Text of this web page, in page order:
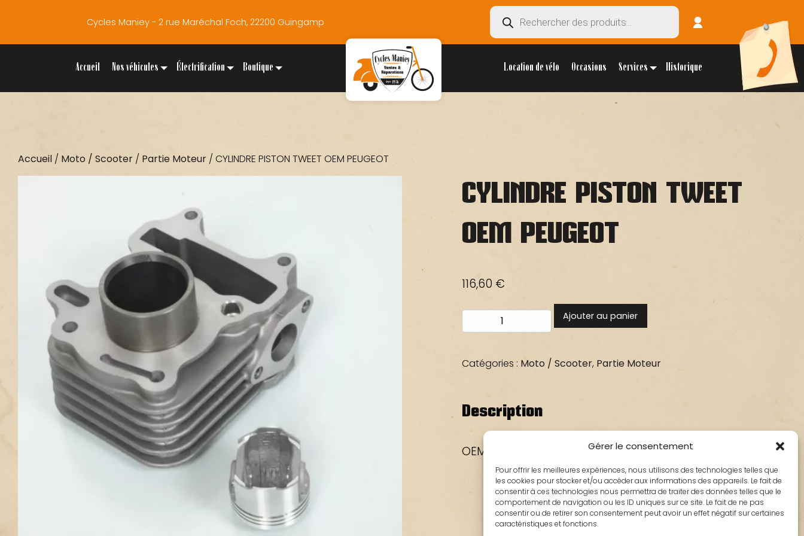
Gérer le consentement
Pour offrir les meilleures expériences, nous utilisons des technologies telles que
les cookies pour stocker et/ou accéder aux informations des appareils. Le fait de
consentir à ces technologies nous permettra de traiter des données telles que le
comportement de navigation ou les ID uniques sur ce site. Le fait de ne pas
consentir ou de retirer son consentement peut avoir un effet négatif sur certaines
caractéristiques et fonctions.
Cycles Maniey - 2 rue Maréchal Foch, 22200 Guingamp
Recherche
produits
Accueil Nos véhicules Électrification Boutique Location de vélo Occasions Services Historique
Accueil / Moto / Scooter / Partie Moteur / CYLINDRE PISTON TWEET OEM PEUGEOT
CYLINDRE PISTON TWEET
OEM PEUGEOT
116,60 €
de
PISTON
PEUGEOT
Ajouter au panier
Catégories : Moto / Scooter, Partie Moteur
Description
OEM Peugeot : 807315-00